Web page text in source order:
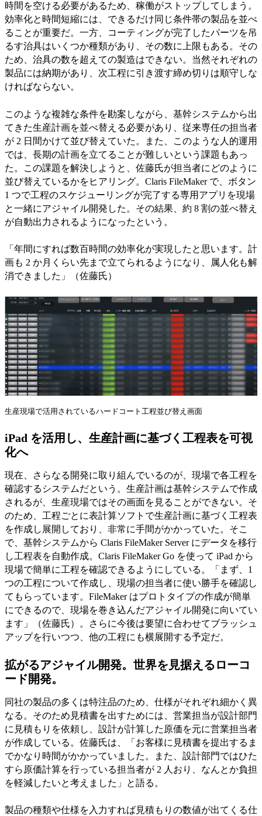
時間を空ける必要があるため、稼働がストップしてしまう。
効率化と時間短縮には、できるだけ同じ条件帯の製品を並べ
ることが重要だ。一方、コーティングが完了したパーツを吊
るす治具はいくつか種類があり、その数に上限もある。その
ため、治具の数を超えての製造はできない。当然それぞれの
製品には納期があり、次工程に引き渡す締め切りは順守しな
ければならない。
このような複雑な条件を勘案しながら、基幹システムから出
てきた生産計画を並べ替える必要があり、従来専任の担当者
が 2 日間かけて並び替えていた。また、このような人的運用
では、長期の計画を立てることが難しいという課題もあっ
た。この課題を解決しようと、佐藤氏が担当者にどのように
並び替えているかをヒアリング。Claris FileMaker で、ボタン
1 つで工程のスケジューリングが完了する専用アプリを現場
と一緒にアジャイル開発した。その結果、約 8 割の並べ替え
が自動出力されるようになったという。
「年間にすれば数百時間の効率化が実現したと思います。計
画も 2 か月くらい先まで立てられるようになり、属人化も解
消できました」（佐藤氏）
生産現場で活用されているハードコート工程並び替え画面
iPad を活用し、生産計画に基づく工程表を可視
化へ
現在、さらなる開発に取り組んでいるのが、現場で各工程を
確認するシステムだという。生産計画は基幹システムで作成
されるが、生産現場ではその画面を見ることができない。そ
のため、工程ごとに表計算ソフトで生産計画に基づく工程表
を作成し展開しており、非常に手間がかかっていた。そこ
で、基幹システムから Claris FileMaker Server にデータを移行
し工程表を自動作成。Claris FileMaker Go を使って iPad から
現場で簡単に工程を確認できるようにしている。「まず、1
つの工程について作成し、現場の担当者に使い勝手を確認し
てもらっています。FileMaker はプロトタイプの作成が簡単
にできるので、現場を巻き込んだアジャイル開発に向いてい
ます」（佐藤氏）。さらに今後は要望に合わせてブラッシュ
アップを行いつつ、他の工程にも横展開する予定だ。
拡がるアジャイル開発。世界を見据えるローコ
ード開発。
同社の製品の多くは特注品のため、仕様がそれぞれ細かく異
なる。そのため見積書を出すためには、営業担当が設計部門
に見積もりを依頼し、設計が計算した原価を元に営業担当者
が作成している。佐藤氏は、「お客様に見積書を提出するま
でかなり時間がかかっていました。また、設計部門ではひた
すら原価計算を行っている担当者が 2 人おり、なんとか負担
を軽減したいと考えました」と語る。
製品の種類や仕様を入力すれば見積もりの数値が出てくる仕